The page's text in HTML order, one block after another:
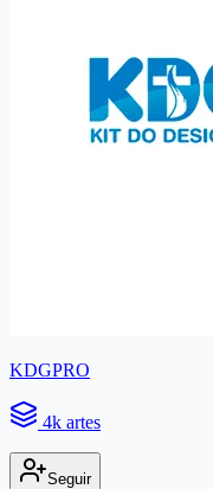
KDGPRO
4k artes
Seguir